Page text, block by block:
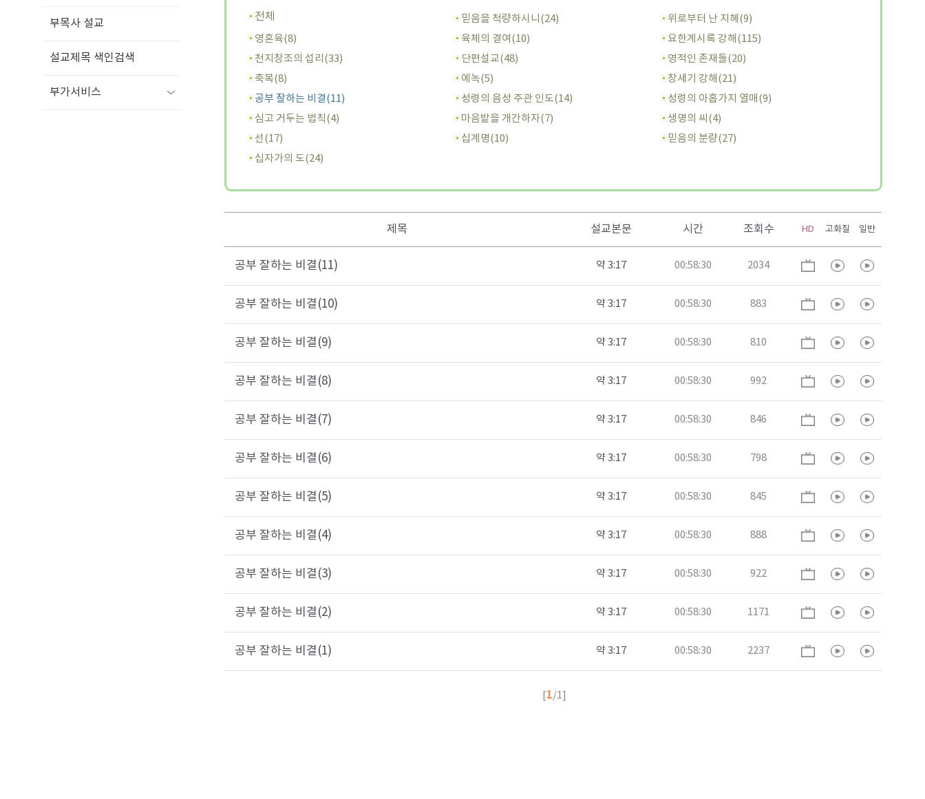
부목사 설교
설교제목 색인검색
부가서비스
전체 믿음을 척량하시니(24)
위로부터 난 지혜(9)
영혼육(8)
육체의 결여(10)
요한계시록 강해(115)
천지창조의 섭리(33)
단편설교(48)
영적인 존재들(20)
축복(8)
에녹(5)
창세기 강해(21)
공부 잘하는 비결(11)
성령의 음성 주관 인도(14)
성령의 아홉가지 열매(9)
심고 거두는 법칙(4)
마음밭을 개간하자(7)
생명의 씨(4)
선(17)
십계명(10)
믿음의 분량(27)
십자가의 도(24)
제목 설교본문 시간 조회수 HD 고화질 일반
공부 잘하는 비결(11) 약 3:17 00:58:30 2034
공부 잘하는 비결(10) 약 3:17 00:58:30 883
공부 잘하는 비결(9) 약 3:17 00:58:30 810
공부 잘하는 비결(8) 약 3:17 00:58:30 992
공부 잘하는 비결(7) 약 3:17 00:58:30 846
공부 잘하는 비결(6) 약 3:17 00:58:30 798
공부 잘하는 비결(5) 약 3:17 00:58:30 845
공부 잘하는 비결(4) 약 3:17 00:58:30 888
공부 잘하는 비결(3) 약 3:17 00:58:30 922
공부 잘하는 비결(2) 약 3:17 00:58:30 1171
공부 잘하는 비결(1) 약 3:17 00:58:30 2237
[1/1]